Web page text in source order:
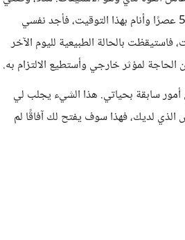
الحالي كان هو نمت الساعة الثانية ظهرًا واستيقظت 10 مساءً، أبقى مستيقظة لليوم التالي للـ5 عصرًا وأنام بهذا التوقيت، فأجد نفسي
فاستيقظت بالحالة الطبيعية لليوم الآخر
سابقة بحياتي. هذا الشيء يجلب لي
الذي لديك، فهذا سوف يفتح لك آفاقًا لم